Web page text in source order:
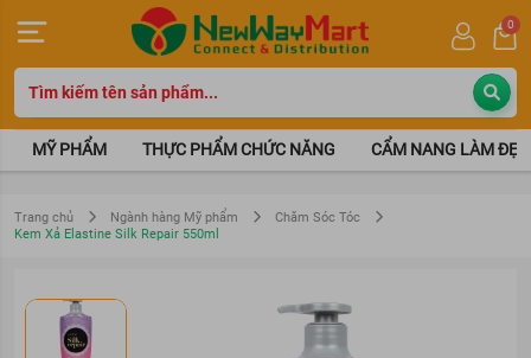
0
MỸ PHẨM THỰC PHẨM CHỨC NĂNG CẨM NANG LÀM ĐẸP
Trang chủ Ngành hàng Mỹ phẩm
Chăm Sóc Tóc
Kem Xả Elastine Silk Repair 550ml